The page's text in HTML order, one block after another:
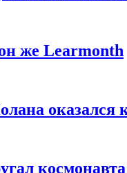
же Learmonth